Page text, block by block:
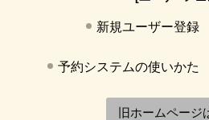
新規ユーザー登録
予約システムの使いかた
旧ホームページ